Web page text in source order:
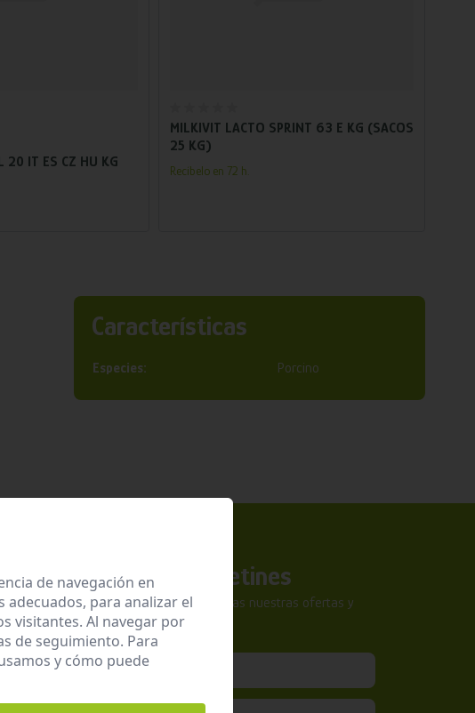
20 IT ES CZ HU KG
MILKIVIT LACTO SPRINT 63 E KG (SACOS
25 KG)
Recíbelo en 72 h.
Características
Especies: Porcino
a nuestros boletines
a nuestra newsletter y no te pierdas nuestras ofertas y
exclusivas.
de navegación en
para analizar el
visitantes. Al navegar por
de seguimiento. Para
y cómo puede